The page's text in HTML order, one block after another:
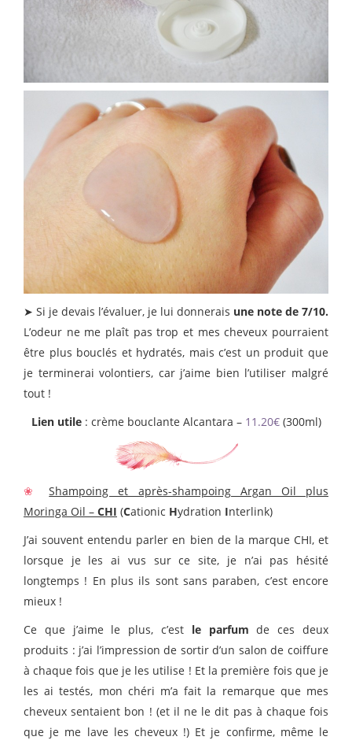
➤ Si je devais l’évaluer, je lui donnerais une note de 7/10.
L’odeur ne me plaît pas trop et mes cheveux pourraient
être plus bouclés et hydratés, mais c’est un produit que
je terminerai volontiers, car j’aime bien l’utiliser malgré
tout !
Lien utile: crème bouclante Alcantara – 11.20€(300ml)
❀Shampoing et après-shampoing Argan Oil plus
Moringa Oil – CHI (Cationic Hydration Interlink)
J’ai souvent entendu parler en bien de la marque CHI, et
lorsque je les ai vus sur ce site, je n’ai pas hésité
longtemps ! En plus ils sont sans paraben, c’est encore
mieux !
Ce que j’aime le plus, c’est le parfum de ces deux
produits : j’ai l’impression de sortir d’un salon de coiffure
à chaque fois que je les utilise ! Et la première fois que je
les ai testés, mon chéri m’a fait la remarque que mes
cheveux sentaient bon ! (et il ne le dit pas à chaque fois
que je me lave les cheveux !) Et je confirme, même le